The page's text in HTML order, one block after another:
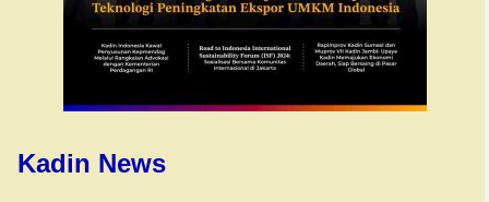
Kadin News